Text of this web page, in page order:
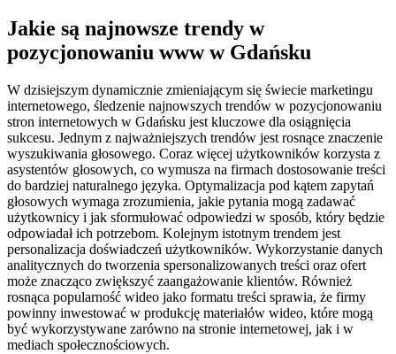
Jakie są najnowsze trendy w
pozycjonowaniu www w Gdańsku
W dzisiejszym dynamicznie zmieniającym się świecie marketingu
internetowego, śledzenie najnowszych trendów w pozycjonowaniu
stron internetowych w Gdańsku jest kluczowe dla osiągnięcia
sukcesu. Jednym z najważniejszych trendów jest rosnące znaczenie
wyszukiwania głosowego. Coraz więcej użytkowników korzysta z
asystentów głosowych, co wymusza na firmach dostosowanie treści
do bardziej naturalnego języka. Optymalizacja pod kątem zapytań
głosowych wymaga zrozumienia, jakie pytania mogą zadawać
użytkownicy i jak sformułować odpowiedzi w sposób, który będzie
odpowiadał ich potrzebom. Kolejnym istotnym trendem jest
personalizacja doświadczeń użytkowników. Wykorzystanie danych
analitycznych do tworzenia spersonalizowanych treści oraz ofert
może znacząco zwiększyć zaangażowanie klientów. Również
rosnąca popularność wideo jako formatu treści sprawia, że firmy
powinny inwestować w produkcję materiałów wideo, które mogą
być wykorzystywane zarówno na stronie internetowej, jak i w
mediach społecznościowych.